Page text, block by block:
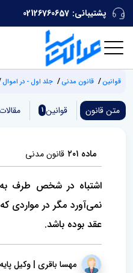
پشتیبانی: 02126760657
قوانین قانون مدنی جلد اول - در اموال
متن قانون قوانین 1 مقالات
ماده ۲۰۱ قانون مدنی
اشتباه در شخص طرف
نمی‌آورد مگر در
عقد بوده باشد.
مهسا باقری | وکیل